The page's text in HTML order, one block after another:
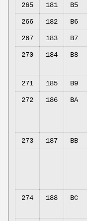
265 181 B5
266 182 B6
267 183 B7
270 184 B8
271 185 B9
272 186 BA
273 187 BB
274 188 BC